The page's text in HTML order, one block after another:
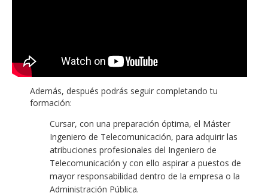
Además, después podrás seguir completando tu
formación:
Cursar, con una preparación óptima, el Máster
Ingeniero de Telecomunicación, para adquirir las
atribuciones profesionales del Ingeniero de
Telecomunicación y con ello aspirar a puestos de
mayor responsabilidad dentro de la empresa o la
Administración Pública.